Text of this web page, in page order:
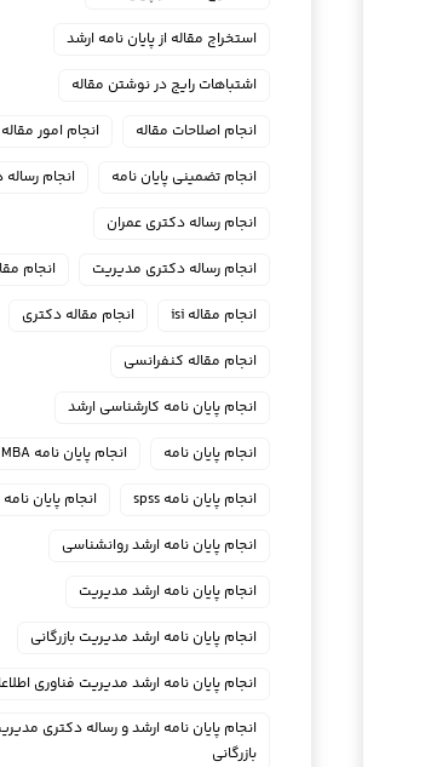
استخراج مقاله از پایان نامه ارشد
اشتباهات رایج در نوشتن مقاله
انجام اصلاحات مقاله
انجام امور مقاله
انجام تضمینی پایان نامه
انجام
انجام رساله دکتری عمران
انجام رساله دکتری مدیریت
انجام
انجام مقاله isi
انجام مقاله دکتری
انجام مقاله کنفرانسی
انجام پايان نامه كارشناسي ارشد
انجام پایان نامه
انجام پایان نامه MBA
انجام پایان نامه spss
انجام پایان
انجام پایان نامه ارشد روانشناسی
انجام پایان نامه ارشد مدیریت
انجام پایان نامه ارشد مدیریت بازرگانی
انجام پایان نامه ارشد مدیریت فناوری
انجام پایان نامه ارشد و رساله دکتری
بازرگانی